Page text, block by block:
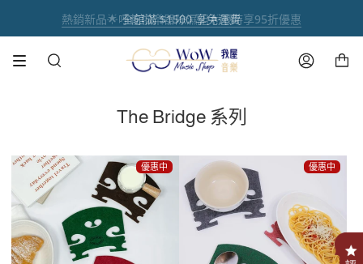
熱銷新品🌟呼乾啦樂器除濕組🌟限時享95折優惠
全館滿 $1500 享免運費
熱銷商品✨ 魔鏡樂器拋光膏🪞
音樂人送禮首選【禮盒優惠套組 🎁】
註冊官網會員 【領取點數1000點】🌟
搜
帳
The Bridge 系列
優惠中 優惠中